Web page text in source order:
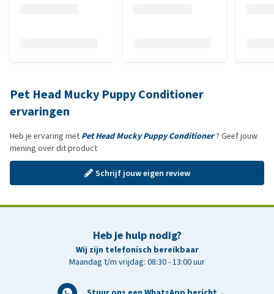
Pet Head Mucky Puppy Conditioner
ervaringen
Heb je ervaring met Pet Head Mucky Puppy Conditioner? Geef jouw
mening over dit product
Schrijf jouw eigen review
Heb je hulp nodig?
Wij zijn telefonisch bereikbaar
Maandag t/m vrijdag: 08:30 - 13:00 uur